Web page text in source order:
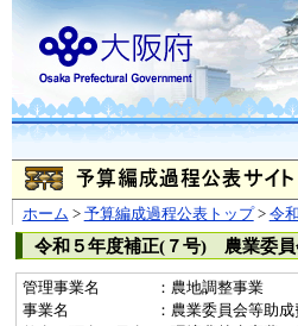
ホーム > 予算編成過程公表トップ> 令
令和５年度補正(７号) 農業委員
管理事業名
：農地調整事業
事業名
：農業委員会等助